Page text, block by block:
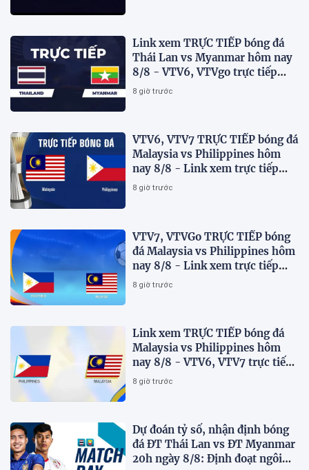
Link xem TRỰC TIẾP bóng đá
Thái Lan vs Myanmar hôm nay
8/8 - VTV6, VTVgo trực tiếp
AFF Cup 2026
8 giờ trước
VTV6, VTV7 TRỰC TIẾP bóng đá
Malaysia vs Philippines hôm
nay 8/8 - Link xem trực tiếp
AFF Cup 2026 mới nhất
8 giờ trước
VTV7, VTVGo TRỰC TIẾP bóng
đá Malaysia vs Philippines hôm
nay 8/8 - Link xem trực tiếp
AFF Cup 2026 mới nhất
8 giờ trước
Link xem TRỰC TIẾP bóng đá
Malaysia vs Philippines hôm
nay 8/8 - VTV6, VTV7 trực tiếp
AFF Cup 2026
8 giờ trước
Dự đoán tỷ số, nhận định bóng
đá ĐT Thái Lan vs ĐT Myanmar
20h ngày 8/8: Định đoạt ngôi